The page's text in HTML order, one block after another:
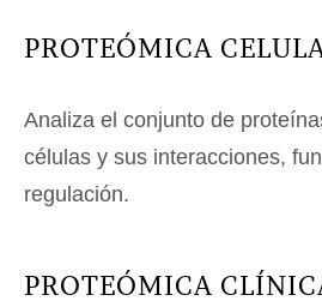
PROTEÓMICA
Analiza el conjunto de
células y sus interacciones,
regulación.
PROTEÓMICA